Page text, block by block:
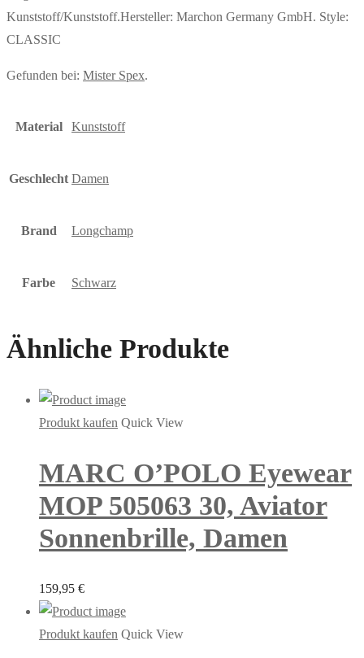
Kunststoff/Kunststoff.Hersteller: Marchon Germany GmbH. Style:
CLASSIC
Gefunden bei: Mister Spex.
Material Kunststoff
Geschlecht Damen
Brand Longchamp
Farbe Schwarz
Ähnliche Produkte
Produkt kaufen Quick View
MARC O’POLO Eyewear
MOP 505063 30, Aviator
Sonnenbrille, Damen
159,95 €
Produkt kaufen Quick View